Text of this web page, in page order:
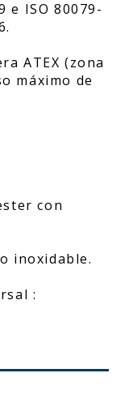
e ISO 80079-
ATEX (zona
máximo de
con
inoxidable.
: